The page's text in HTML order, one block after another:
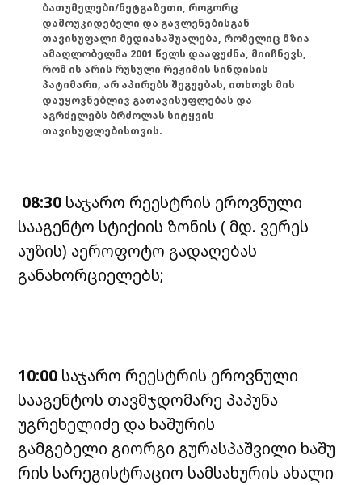
ბათუმელები/ნეტგაზეთი, როგორც
დამოუკიდებელი და გავლენებისგან
თავისუფალი მედიასაშუალება, რომელიც მზია
ამაღლობელმა 2001 წელს დააფუძნა, მიიჩნევს,
რომ ის არის რუსული რეჟიმის სინდისის
პატიმარი, არ აპირებს შეგუებას, ითხოვს მის
დაუყოვნებლივ გათავისუფლებას და
აგრძელებს ბრძოლას სიტყვის
თავისუფლებისთვის.
08:30 საჯარო რეესტრის ეროვნული
სააგენტო სტიქიის ზონის ( მდ. ვერეს
აუზის) აეროფოტო გადაღებას
განახორციელებს;
10:00 საჯარო რეესტრის ეროვნული
სააგენტოს თავმჯდომარე პაპუნა
უგრეხელიძე და ხაშურის
გამგებელი გიორგი გურასპაშვილი ხაშუ
რის სარეგისტრაციო სამსახურის ახალი